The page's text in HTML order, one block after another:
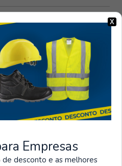
X
Empresas
desconto e as melhores